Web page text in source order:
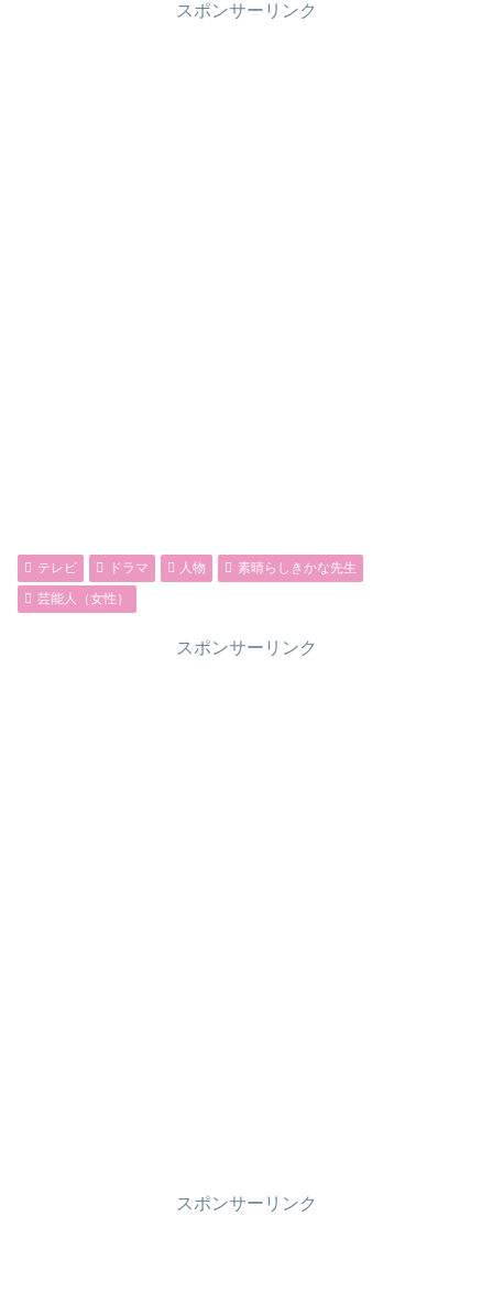
スポンサーリンク
テレビ ドラマ 人物
素晴らしきかな先生
芸能人（女性）
スポンサーリンク
スポンサーリンク